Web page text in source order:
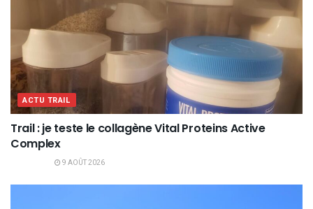
ACTU TRAIL
Trail : je teste le collagène Vital Proteins Active
Complex
9 AOÛT 2026